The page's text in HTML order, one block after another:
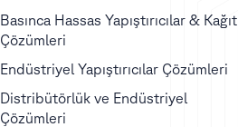
Basınca Hassas Yapıştırıcılar & Kağıt
Çözümleri
Endüstriyel Yapıştırıcılar Çözümleri
Distribütörlük ve Endüstriyel
Çözümleri